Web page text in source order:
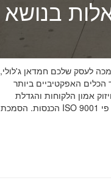
בנושא
על הסמכה לעסק שלכם חמדאן ג'לולי,
מסביר כי תקן איזו 9001 הוא אחד הכלים האפקטיביים ביותר
אמון הלקוחות והגדלת
הכנסות. הסמכת ISO 9001 מוכיחה ללקוחות, לשותפים ולמשקיעים שהארגון שלכם פועל על פי